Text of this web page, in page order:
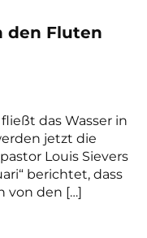
den Fluten
das Wasser in
jetzt die
Louis Sievers
berichtet, dass
von den […]